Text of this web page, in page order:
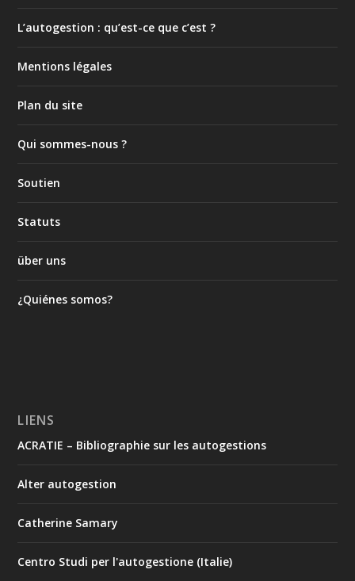
L’autogestion : qu’est-ce que c’est ?
Mentions légales
Plan du site
Qui sommes-nous ?
Soutien
Statuts
über uns
¿Quiénes somos?
LIENS
ACRATIE – Bibliographie sur les autogestions
Alter autogestion
Catherine Samary
Centro Studi per l'autogestione (Italie)